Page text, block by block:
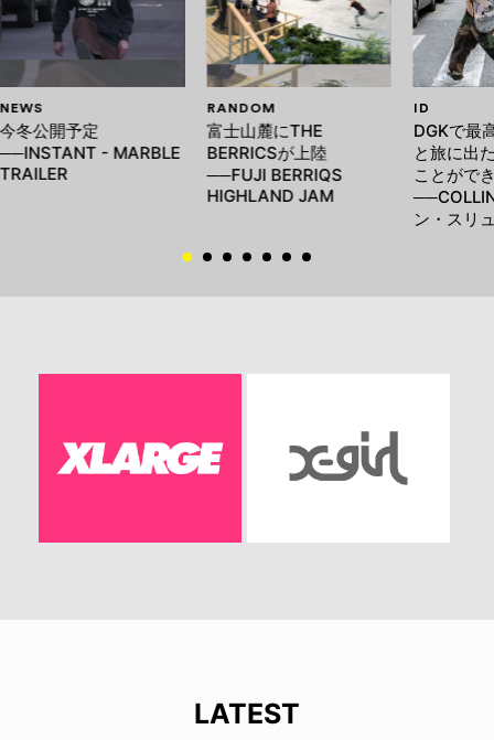
NEWS
今冬公開予定
──INSTANT - MARBLE
TRAILER
RANDOM
富士山麓にTHE
BERRICSが上陸
──FUJI BERRIQS
HIGHLAND JAM
ID
DGKで最
と旅に出
ことがで
ン・スリ
LATEST